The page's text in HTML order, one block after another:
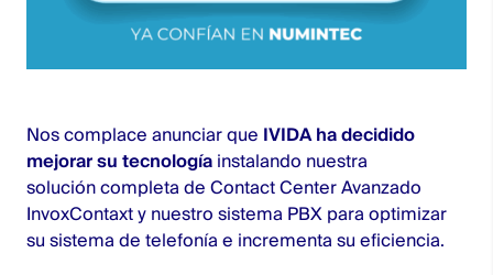
Nos complace anunciar que IVIDA ha decidido
mejorar su tecnología instalando nuestra
solución completa de Contact Center Avanzado
InvoxContaxt y nuestro sistema PBX para optimizar
su sistema de telefonía e incrementa su eficiencia.